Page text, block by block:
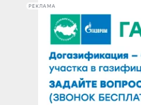
РЕКЛАМА